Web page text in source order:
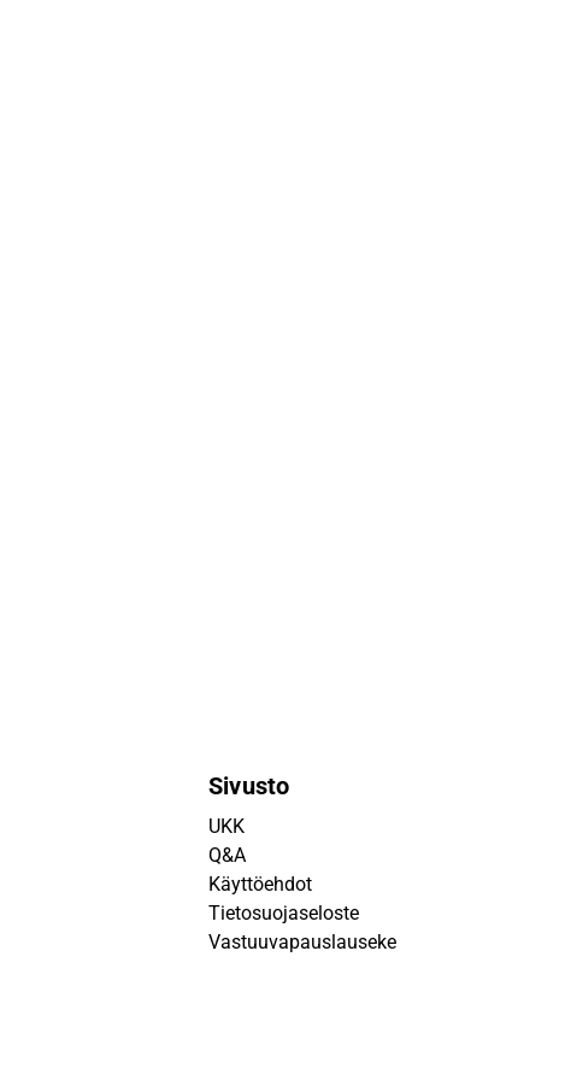
Sivusto
UKK
Q&A
Käyttöehdot
Tietosuojaseloste
Vastuuvapauslauseke